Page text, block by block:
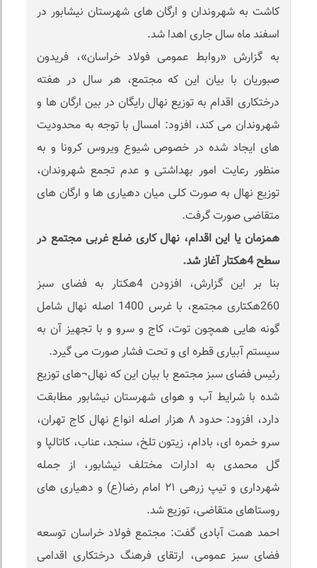
کاشت به شهروندان و ارگان های شهرستان نیشابور در
اسفند ماه سال جاری اهدا شد.
به گزارش «روابط عمومی فولاد خراسان»، فریدون
صبوریان با بیان این که مجتمع، هر سال در هفته
درختکاری اقدام به توزیع نهال رایگان در بین ارگان ها و
شهروندان می کند، افزود: امسال با توجه به محدودیت
های ایجاد شده در خصوص شیوع ویروس کرونا و به
منظور رعایت امور بهداشتی و عدم تجمع شهروندان،
توزیع نهال به صورت کلی میان دهیاری ها و ارگان های
متقاضی صورت گرفت.
همزمان یا این اقدام، نهال کاری ضلع غربی مجتمع در
سطح 4هکتار آغاز شد.
بنا بر این گزارش، افزودن 4هکتار به فضای سبز
260هکتاری مجتمع، با غرس 1400 اصله نهال شامل
گونه هایی همچون توت، کاج و سرو و با تجهیز آن به
سیستم آبیاری قطره ای و تحت فشار صورت می گیرد.
رئیس فضای سبز مجتمع با بیان این که نهال¬های توزیع
شده با شرایط آب و هوای شهرستان نیشابور مطابقت
دارد، افزود: حدود ۸ هزار اصله انواع نهال کاج تهران،
سرو خمره ای، بادام، زیتون تلخ، سنجد، عناب، کاتالپا و
گل محمدی به ادارات مختلف نیشابور، از جمله
شهرداری و تیپ زرهی ۲۱ امام رضا(ع) و دهیاری های
روستاهای متقاضی، توزیع شد.
احمد همت آبادی گفت: مجتمع فولاد خراسان توسعه
فضای سبز عمومی، ارتقای فرهنگ درختکاری اقدامی